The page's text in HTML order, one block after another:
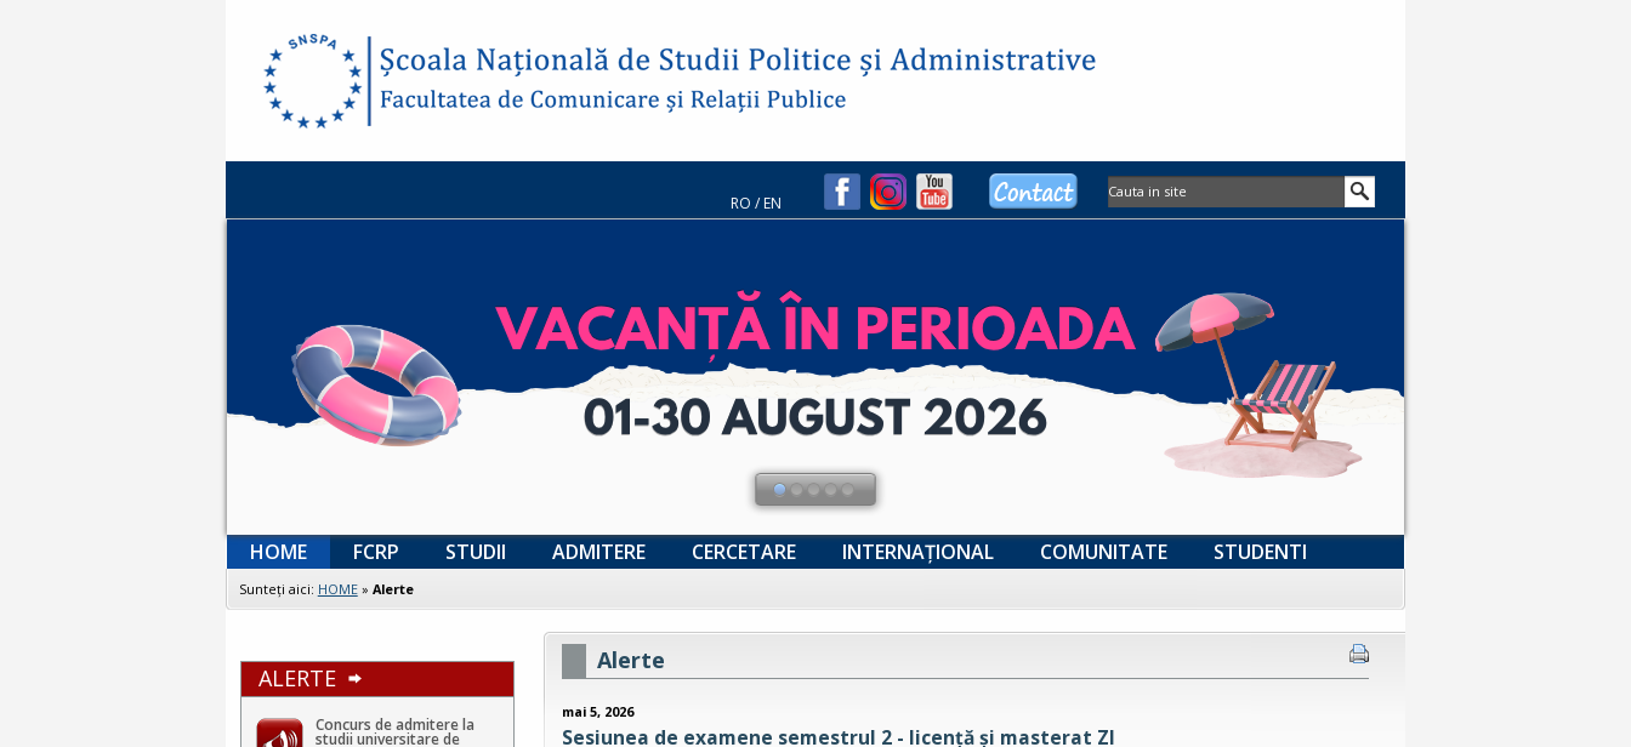
RO /EN
HOME FCRP STUDII ADMITERE CERCETARE INTERNAȚIONAL COMUNITATE STUDENTI
Sunteţi aici: HOME» Alerte
ALERTE
Concurs de admitere la
studii universitare de
Alerte
mai 5, 2026
Sesiunea de examene semestrul 2 - licență și masterat ZI